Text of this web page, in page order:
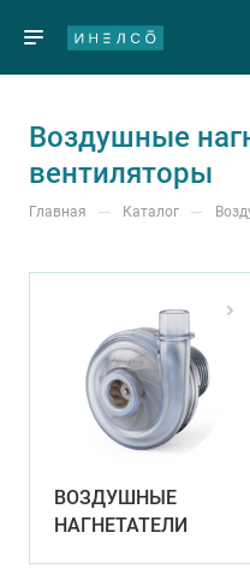
Воздушные
вентиляторы
Главная — Каталог —
ВОЗДУШНЫЕ
НАГНЕТАТЕЛИ